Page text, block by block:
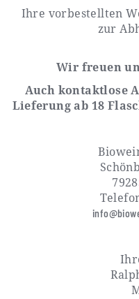
Ihre vorbestellten
zur
Wir freuen
Auch kontaktlose
Lieferung ab 18